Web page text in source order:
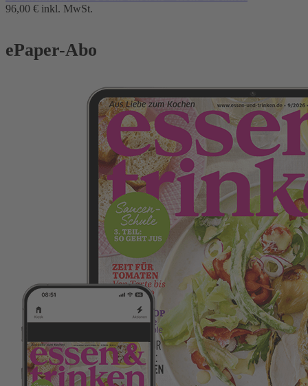
96,00 € inkl. MwSt.
ePaper-Abo